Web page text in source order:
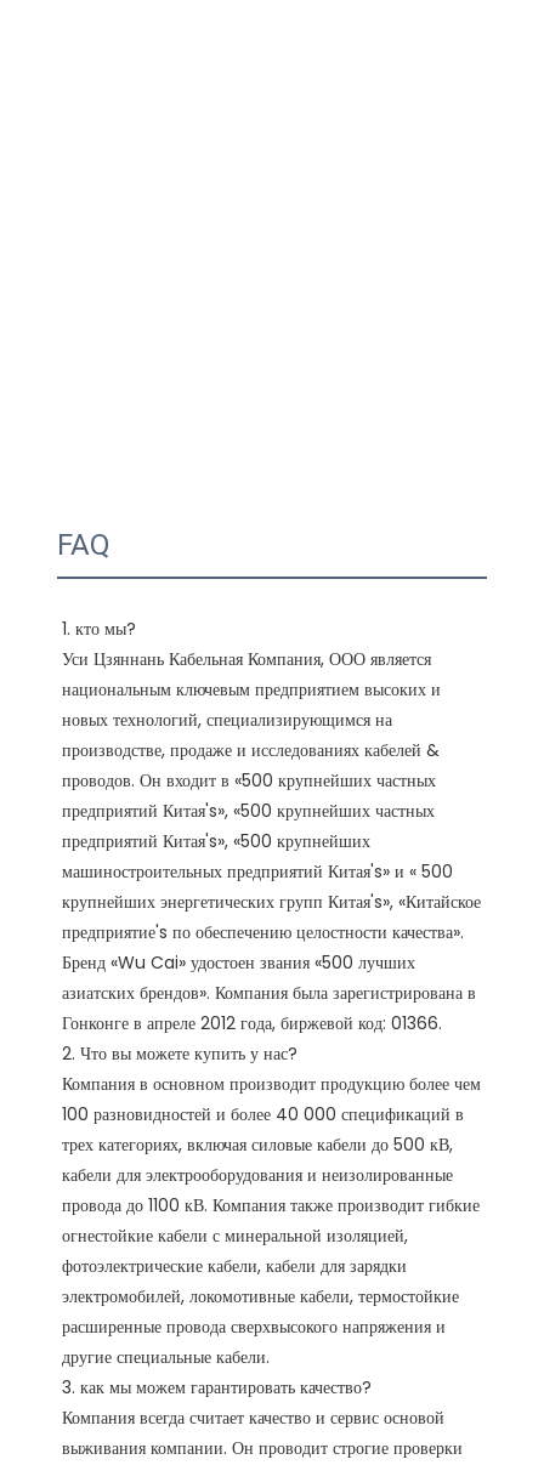
FAQ
1. кто мы?
Уси Цзяннань Кабельная Компания, ООО является
национальным ключевым предприятием высоких и
новых технологий, специализирующимся на
производстве, продаже и исследованиях кабелей &
проводов. Он входит в «500 крупнейших частных
предприятий Китая's», «500 крупнейших частных
предприятий Китая's», «500 крупнейших
машиностроительных предприятий Китая's» и « 500
крупнейших энергетических групп Китая's», «Китайское
предприятие's по обеспечению целостности качества».
Бренд «Wu Cai» удостоен звания «500 лучших
азиатских брендов». Компания была зарегистрирована в
Гонконге в апреле 2012 года, биржевой код: 01366.
2. Что вы можете купить у нас?
Компания в основном производит продукцию более чем
100 разновидностей и более 40 000 спецификаций в
трех категориях, включая силовые кабели до 500 кВ,
кабели для электрооборудования и неизолированные
провода до 1100 кВ. Компания также производит гибкие
огнестойкие кабели с минеральной изоляцией,
фотоэлектрические кабели, кабели для зарядки
электромобилей, локомотивные кабели, термостойкие
расширенные провода сверхвысокого напряжения и
другие специальные кабели.
3. как мы можем гарантировать качество?
Компания всегда считает качество и сервис основой
выживания компании. Он проводит строгие проверки